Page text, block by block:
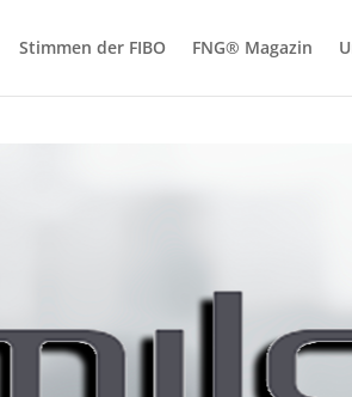
Stimmen der FIBO FNG® Magazin